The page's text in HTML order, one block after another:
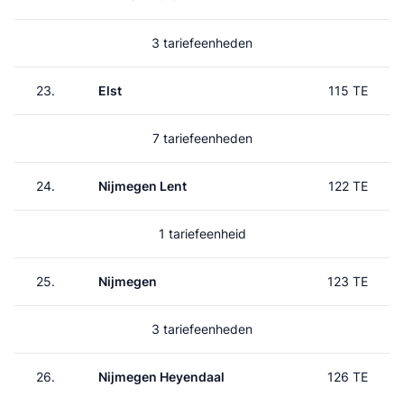
3 tariefeenheden
23. Elst 115 TE
7 tariefeenheden
24. Nijmegen Lent 122 TE
1 tariefeenheid
25. Nijmegen 123 TE
3 tariefeenheden
26. Nijmegen Heyendaal 126 TE